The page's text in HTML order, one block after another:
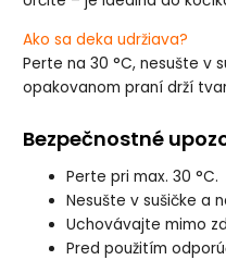
Ako sa deka udržiava?
Perte na 30 °C, nesušte v
opakovanom praní drží
Bezpečnostné
Perte pri max. 30 °C.
Nesušte v sušičke a
Uchovávajte mimo
Pred použitím